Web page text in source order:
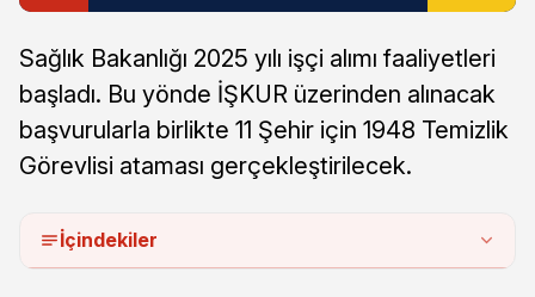
Sağlık Bakanlığı 2025 yılı işçi alımı faaliyetleri
başladı. Bu yönde İŞKUR üzerinden alınacak
başvurularla birlikte 11 Şehir için 1948 Temizlik
Görevlisi ataması gerçekleştirilecek.
İçindekiler